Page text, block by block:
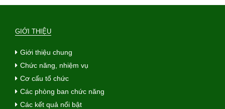
GIỚI THIỆU
Giới thiệu chung
Chức năng, nhiệm vụ
Cơ cấu tổ chức
Các phòng ban chức năng
Các kết quả nổi bật